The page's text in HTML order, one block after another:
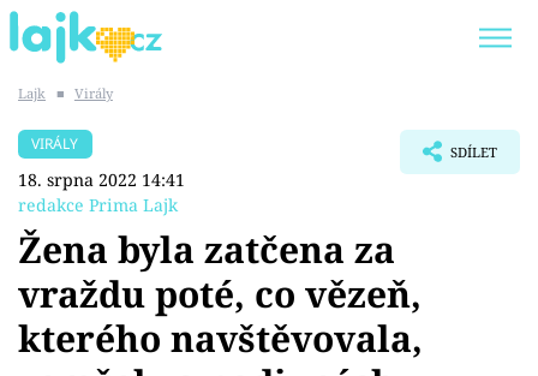
SHOPAHOLICADEL
Témata
Showbyznys
Lajk ■ Virály
VIRÁLY
18. srpna 2022 14:41
redakce Prima Lajk
SDÍLET
Žena byla zatčena za
vraždu poté, co vězeň,
kterého navštěvovala,